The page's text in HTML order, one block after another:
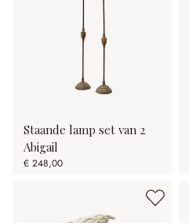
Staande lamp set van 2
Abigail
€ 248,00